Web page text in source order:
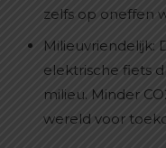
zelfs op oneffen
Milieuvriendelijk:
elektrische fiets
milieu. Minder
wereld voor